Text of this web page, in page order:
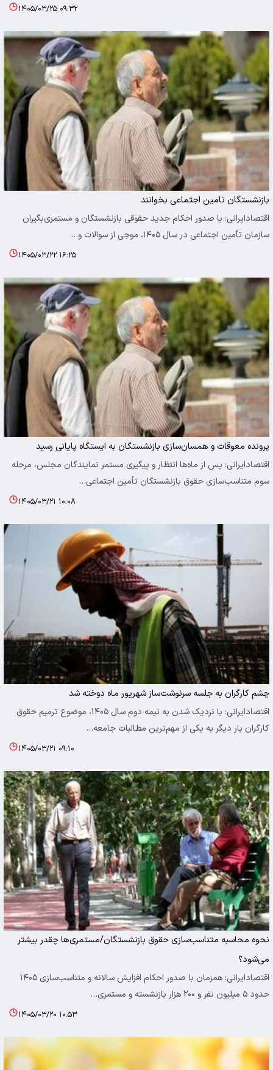
۱۴۰۵/۰۳/۲۵ ۰۹:۳۲
بازنشستگان تامین اجتماعی بخوانند
اقتصادایرانی: با صدور احکام جدید حقوقی بازنشستگان و مستمری‌بگیران
سازمان تأمین اجتماعی در سال ۱۴۰۵، موجی از سوالات و…
۱۴۰۵/۰۳/۲۲ ۱۶:۲۵
پرونده معوقات و همسان‌سازی بازنشستگان به ایستگاه پایانی رسید
اقتصادایرانی: پس از ماه‌ها انتظار و پیگیری مستمر نمایندگان مجلس، مرحله
سوم متناسب‌سازی حقوق بازنشستگان تأمین اجتماعی…
۱۴۰۵/۰۳/۲۱ ۱۰:۰۸
چشم‌ کارگران به جلسه سرنوشت‌ساز شهریور ماه دوخته شد
اقتصادایرانی: با نزدیک شدن به نیمه دوم سال ۱۴۰۵، موضوع ترمیم حقوق
کارگران بار دیگر به یکی از مهم‌ترین مطالبات جامعه…
۱۴۰۵/۰۳/۲۱ ۰۹:۱۰
نحوه محاسبه متناسب‌سازی حقوق بازنشستگان/مستمری‌ها چقدر بیشتر
می‌شود؟
اقتصادایرانی: همزمان با صدور احکام افزایش سالانه و متناسب‌سازی ۱۴۰۵
حدود ۵ میلیون نفر و ۲۰۰ هزار بازنشسته و مستمری…
۱۴۰۵/۰۳/۲۰ ۱۰:۵۳